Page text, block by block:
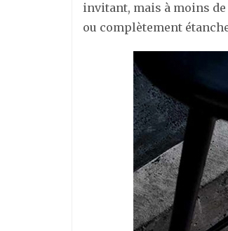
invitant, mais à moins
ou complètement